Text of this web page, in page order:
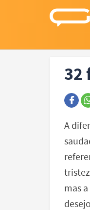
32
A
mas